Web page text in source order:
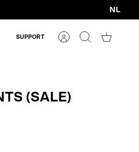
Valuta
NL
SUPPORT
AccountZoeken
(SALE)